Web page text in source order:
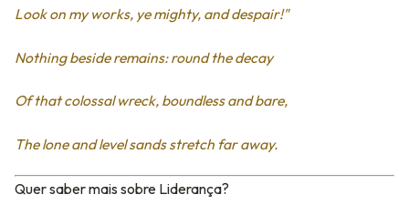
Look on my works, ye mighty, and despair!"
Nothing beside remains: round the decay
Of that colossal wreck, boundless and bare,
The lone and level sands stretch far away.
Quer saber mais sobre Liderança?